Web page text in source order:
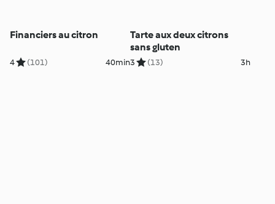
Financiers au citron
4 (101) 40min
Tarte aux deux citrons
sans gluten
3 (13) 3h